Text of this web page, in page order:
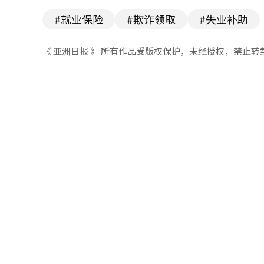
#就业保险 #欺诈领取 #失业补助
《 亚洲日报 》 所有作品受版权保护，未经授权，禁止转